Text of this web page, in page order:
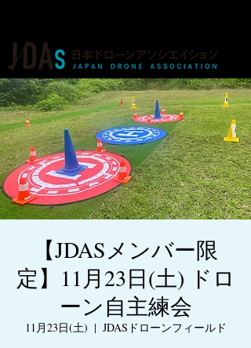
【JDASメンバー限
定】11月23日(土) ドロ
ーン自主練会
11月23日(土)
  |
JDASドローンフィールド